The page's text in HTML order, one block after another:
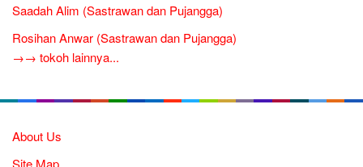
Saadah Alim (Sastrawan dan Pujangga)
Rosihan Anwar (Sastrawan dan Pujangga)
→→ tokoh lainnya...
About Us
Site Map